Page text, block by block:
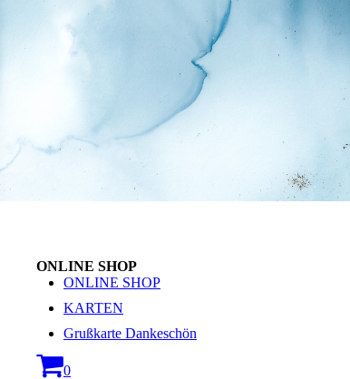
ONLINE SHOP
ONLINE SHOP
KARTEN
Grußkarte Dankeschön
0